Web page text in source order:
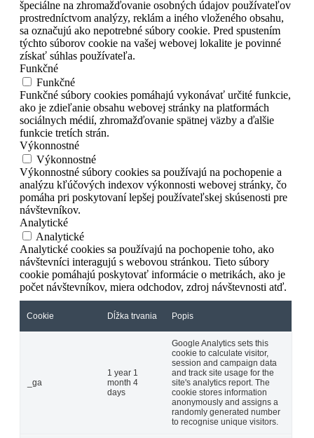
špeciálne na zhromažďovanie osobných údajov používateľov
prostredníctvom analýzy, reklám a iného vloženého obsahu,
sa označujú ako nepotrebné súbory cookie. Pred spustením
týchto súborov cookie na vašej webovej lokalite je povinné
získať súhlas používateľa.
Funkčné
Funkčné
Funkčné súbory cookies pomáhajú vykonávať určité funkcie,
ako je zdieľanie obsahu webovej stránky na platformách
sociálnych médií, zhromažďovanie spätnej väzby a ďalšie
funkcie tretích strán.
Výkonnostné
Výkonnostné
Výkonnostné súbory cookies sa používajú na pochopenie a
analýzu kľúčových indexov výkonnosti webovej stránky, čo
pomáha pri poskytovaní lepšej používateľskej skúsenosti pre
návštevníkov.
Analytické
Analytické
Analytické cookies sa používajú na pochopenie toho, ako
návštevníci interagujú s webovou stránkou. Tieto súbory
cookie pomáhajú poskytovať informácie o metrikách, ako je
počet návštevníkov, miera odchodov, zdroj návštevnosti atď.
Cookie Dĺžka trvania Popis
_ga
1 year 1
month 4
days
Google Analytics sets this
cookie to calculate visitor,
session and campaign data
and track site usage for the
site's analytics report. The
cookie stores information
anonymously and assigns a
randomly generated number
to recognise unique visitors.